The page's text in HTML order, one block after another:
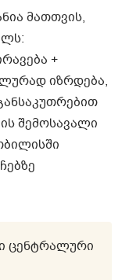
მათთვის,
+
იზრდება,
შემოსავალი
ცენტრალური